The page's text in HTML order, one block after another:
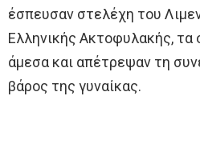
έσπευσαν στελέχη του
Ελληνικής Ακτοφυλακής, τα
άμεσα και απέτρεψαν τη
βάρος της γυναίκας.